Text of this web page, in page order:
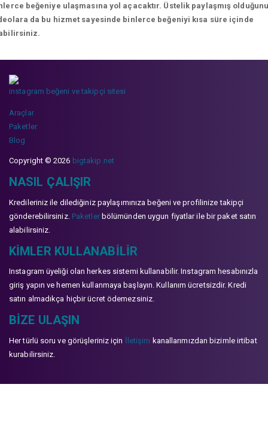
beğeniye ulaşmasına yol açacaktır. Üstelik paylaşmış
da bu hizmet sayesinde binlerce beğeniyi kısa süre içinde
instagram beğeni ve takipçi sitesi
Araçlar
Paketler
Blog
Copyright © 2026 bigtakip.net
NASIL ÇALIŞIR
Kredileriniz ile dilediğiniz paylaşımınıza beğeni ve profilinize takipçi
gönderebilirsiniz. Paketlerbölümünden uygun fiyatlar ile bir paket satın
alabilirsiniz.
KIMLER KULLANABILIR
Instagram üyeliği olan herkes sistemi kullanabilir. Instagram hesabınızla
giriş yapın ve hemen kullanmaya başlayın. Kullanım ücretsizdir. Kredi
satın almadıkça hiçbir ücret ödemezsiniz.
BIZE ULAŞIN
Her türlü soru ve görüşleriniz için İletişim kanallarımızdan bizimle irtibat
kurabilirsiniz.